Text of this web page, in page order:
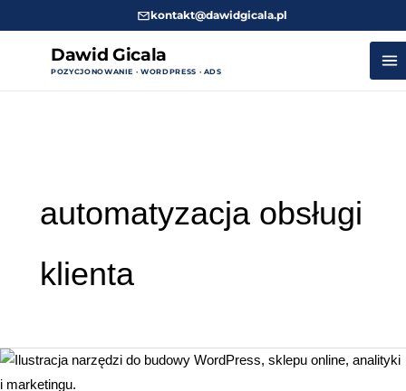
kontakt@dawidgicala.pl
Dawid Gicala
POZYCJONOWANIE · WORDPRESS · ADS
automatyzacja obsługi
klienta